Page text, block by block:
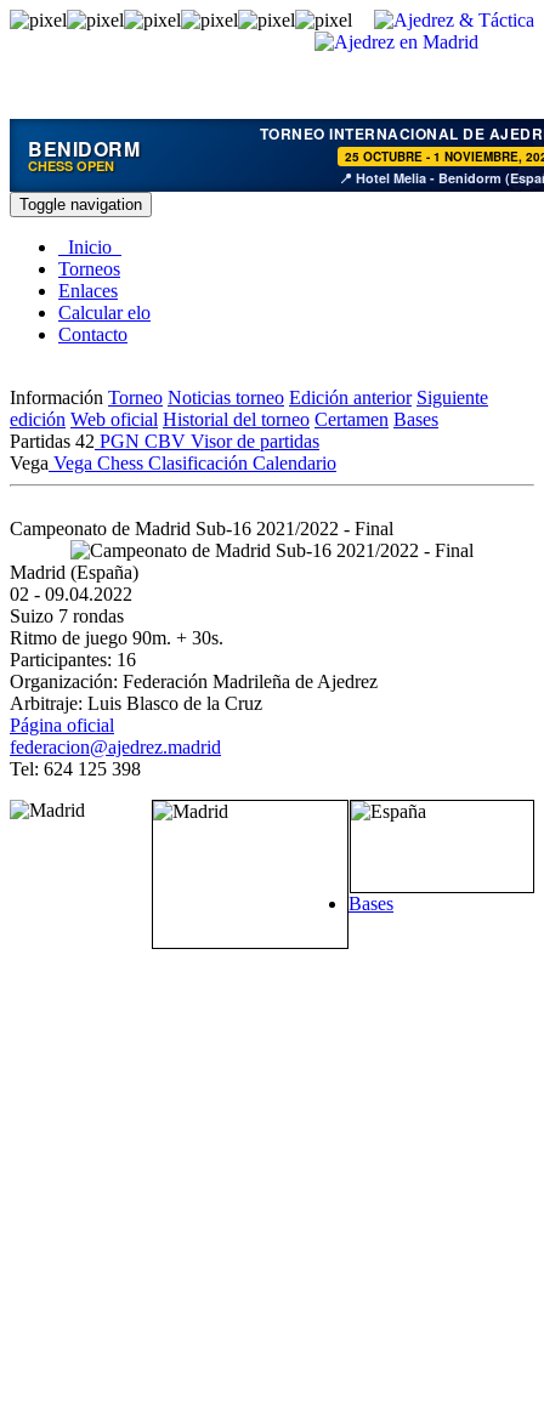
BENIDORM
CHESS OPEN
TORNEO INTERNACIONAL DE
25 OCTUBRE - 1 NOVIEMBRE,
📍 Hotel Melia - Benidorm
Toggle navigation
Inicio
Torneos
Enlaces
Calcular elo
Contacto
Información Torneo Noticias torneo Edición anterior Siguiente
edición Web oficial Historial del torneo Certamen Bases
Partidas 42 PGN CBV Visor de partidas
Vega Vega Chess Clasificación Calendario
Campeonato de Madrid Sub-16 2021/2022 - Final
Madrid (España)
02 - 09.04.2022
Suizo 7 rondas
Ritmo de juego 90m. + 30s.
Participantes: 16
Organización: Federación Madrileña de Ajedrez
Arbitraje: Luis Blasco de la Cruz
Página oficial
federacion@ajedrez.madrid
Tel: 624 125 398
Bases